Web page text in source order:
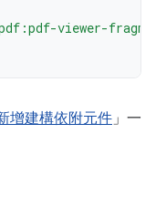
viewer-
增建構依附元件」一